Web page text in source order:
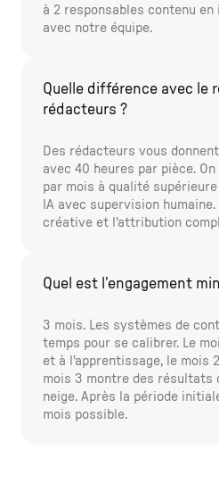
à 2 responsables contenu
avec notre équipe.
Quelle différence avec le
rédacteurs ?
Des rédacteurs vous
avec 40 heures par pièce.
par mois à qualité
IA avec supervision
créative et l'attribution
Quel est l'engagement
3 mois. Les systèmes de
temps pour se calibrer. Le
et à l'apprentissage, le mois
mois 3 montre des résultats
neige. Après la période
mois possible.